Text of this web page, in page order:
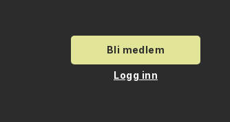
Bli medlem
Logg inn